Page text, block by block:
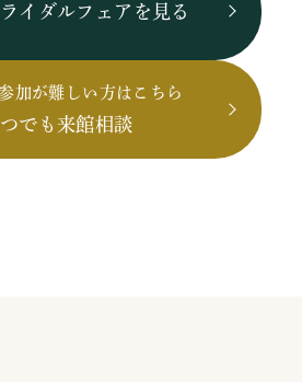
イダルフェアを見る
加が難しい方はこちら
でも来館相談